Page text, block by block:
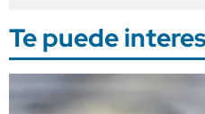
Te puede